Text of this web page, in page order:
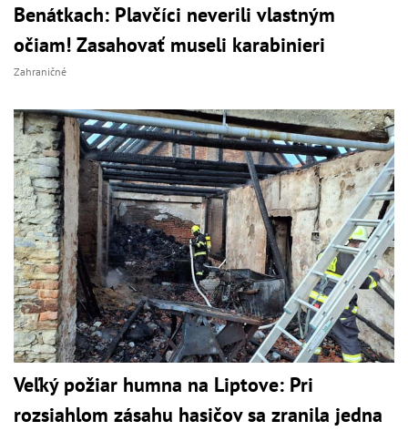
Benátkach: Plavčíci neverili vlastným
očiam! Zasahovať museli karabinieri
Zahraničné
Veľký požiar humna na Liptove: Pri
rozsiahlom zásahu hasičov sa zranila jedna